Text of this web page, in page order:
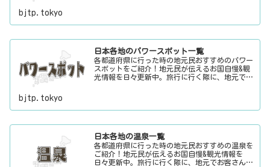
bjtp.tokyo
日本各地のパワースポット一覧
各都道府県に行った時の地元民おすすめのパワー
スポットをご紹介！地元民が伝えるお国自慢&観
光情報を日々更新中。旅行に行く際に、地元でお
bjtp.tokyo
日本各地の温泉一覧
各都道府県に行った時の地元民おすすめの温泉を
ご紹介！地元民が伝えるお国自慢&観光情報を
日々更新中。旅行に行く際に、地元でお客さんを